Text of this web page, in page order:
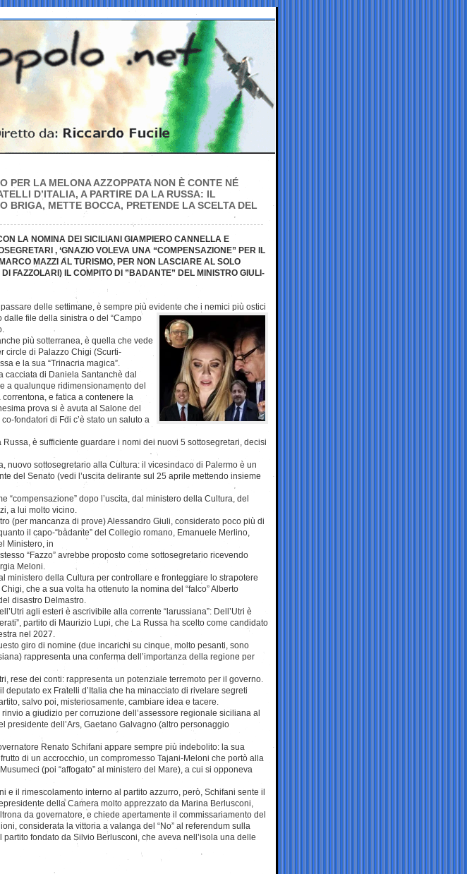
PER LA MELONA AZZOPPATA NON È CONTE NÉ
D’ITALIA, A PARTIRE DA LA RUSSA: IL
BRIGA, METTE BOCCA, PRETENDE LA SCELTA DEL
LA NOMINA DEI SICILIANI GIAMPIERO CANNELLA E
, ‘GNAZIO VOLEVA UNA “COMPENSAZIONE” PER IL
MAZZI AL TURISMO, PER NON LASCIARE AL SOLO
FAZZOLARI) IL COMPITO DI ”BADANTE” DEL MINISTRO GIULI-
delle settimane, è sempre più evidente che i nemici più ostici
file della sinistra o del “Campo
più sotterranea, è quella che vede
circle di Palazzo Chigi (Scurti-
e la sua “Trinacria magica”.
cacciata di Daniela Santanchè dal
a qualunque ridimensionamento del
e fatica a contenere la
prova si è avuta al Salone del
fondatori di Fdi c’è stato un saluto a
è sufficiente guardare i nomi dei nuovi 5 sottosegretari, decisi
nuovo sottosegretario alla Cultura: il vicesindaco di Palermo è un
del Senato (vedi l’uscita delirante sul 25 aprile mettendo insieme
“compensazione” dopo l’uscita, dal ministero della Cultura, del
a lui molto vicino.
(per mancanza di prove) Alessandro Giuli, considerato poco più di
il capo-“badante” del Collegio romano, Emanuele Merlino,
Ministero, in
“Fazzo” avrebbe proposto come sottosegretario ricevendo
Meloni.
ministero della Cultura per controllare e fronteggiare lo strapotere
che a sua volta ha ottenuto la nomina del “falco” Alberto
disastro Delmastro.
agli esteri è ascrivibile alla corrente “larussiana”: Dell’Utri è
partito di Maurizio Lupi, che La Russa ha scelto come candidato
nel 2027.
giro di nomine (due incarichi su cinque, molto pesanti, sono
rappresenta una conferma dell’importanza della regione per
rese dei conti: rappresenta un potenziale terremoto per il governo.
deputato ex Fratelli d’Italia che ha minacciato di rivelare segreti
salvo poi, misteriosamente, cambiare idea e tacere.
a giudizio per corruzione dell’assessore regionale siciliana al
presidente dell’Ars, Gaetano Galvagno (altro personaggio
Renato Schifani appare sempre più indebolito: la sua
di un accrocchio, un compromesso Tajani-Meloni che portò alla
(poi “affogato” al ministero del Mare), a cui si opponeva
e il rimescolamento interno al partito azzurro, però, Schifani sente il
della Camera molto apprezzato da Marina Berlusconi,
da governatore, e chiede apertamente il commissariamento del
considerata la vittoria a valanga del “No” al referendum sulla
fondato da Silvio Berlusconi, che aveva nell’isola una delle